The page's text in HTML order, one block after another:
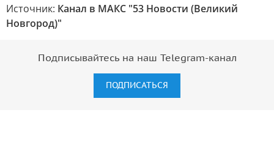
Источник: Канал в МАКС "53 Новости (Великий
Новгород)"
Подписывайтесь на наш Telegram-канал
ПОДПИСАТЬСЯ